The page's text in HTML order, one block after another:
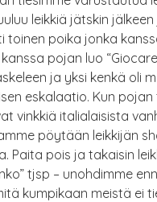
leikkiä jätskin
toinen poika jonka
pojan luo
ja yksi kenkä oli
eskalaatio. Kun
vinkkiä italialaisista
pöytään leikkijän
Paita pois ja takaisin
tjsp – unohdimme
kumpikaan meistä ei